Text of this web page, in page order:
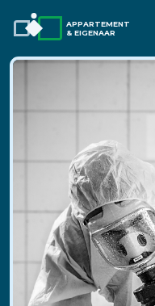
APPARTEMENT
& EIGENAAR